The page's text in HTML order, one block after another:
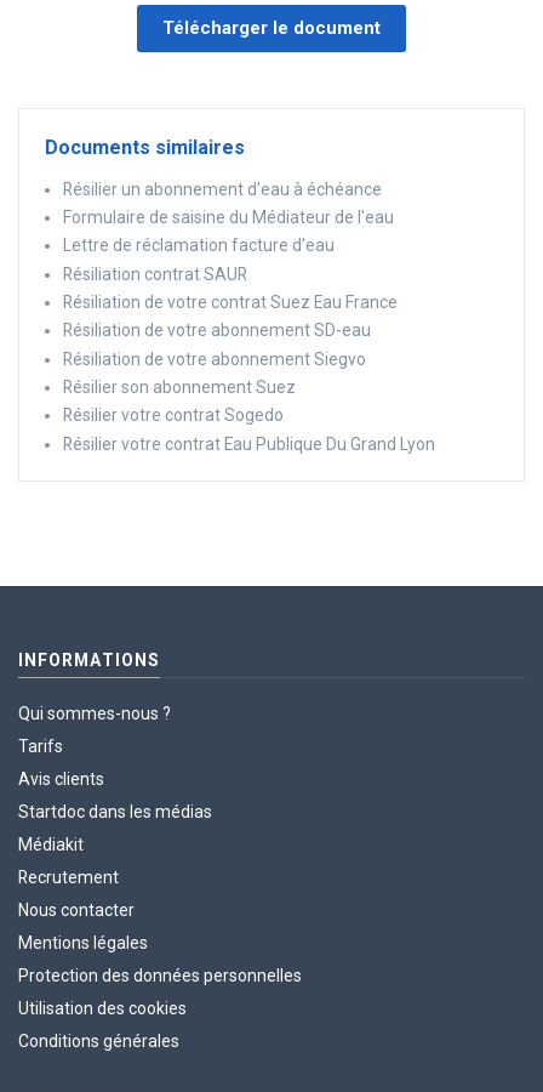
Télécharger le document
Documents similaires
Résilier un abonnement d'eau à échéance
Formulaire de saisine du Médiateur de l'eau
Lettre de réclamation facture d'eau
Résiliation contrat SAUR
Résiliation de votre contrat Suez Eau France
Résiliation de votre abonnement SD-eau
Résiliation de votre abonnement Siegvo
Résilier son abonnement Suez
Résilier votre contrat Sogedo
Résilier votre contrat Eau Publique Du Grand Lyon
INFORMATIONS
Qui sommes-nous ?
Tarifs
Avis clients
Startdoc dans les médias
Médiakit
Recrutement
Nous contacter
Mentions légales
Protection des données personnelles
Utilisation des cookies
Conditions générales